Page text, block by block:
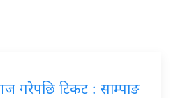
गरेपछि टिकट : साम्पाङ